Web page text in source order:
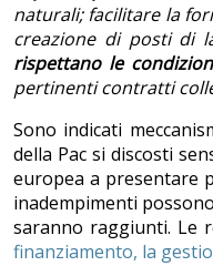
naturali; facilitare la
creazione di posti di
rispettano le
pertinenti contratti
Sono indicati
della Pac si discosti
europea a presentare
inadempimenti
saranno raggiunti. Le
finanziamento, la